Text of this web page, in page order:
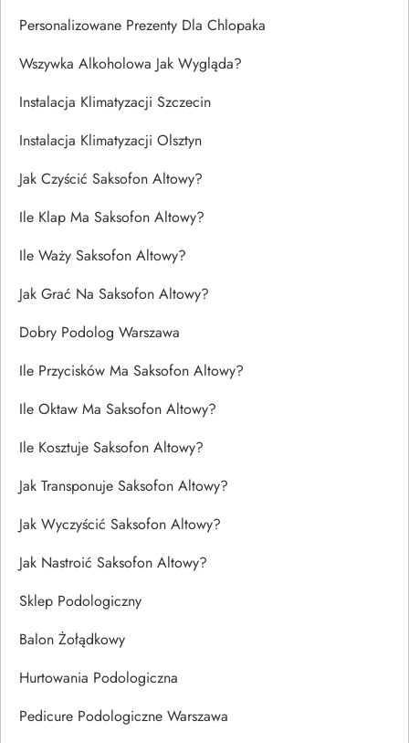
Personalizowane Prezenty Dla Chlopaka
Wszywka Alkoholowa Jak Wygląda?
Instalacja Klimatyzacji Szczecin
Instalacja Klimatyzacji Olsztyn
Jak Czyścić Saksofon Altowy?
Ile Klap Ma Saksofon Altowy?
Ile Waży Saksofon Altowy?
Jak Grać Na Saksofon Altowy?
Dobry Podolog Warszawa
Ile Przycisków Ma Saksofon Altowy?
Ile Oktaw Ma Saksofon Altowy?
Ile Kosztuje Saksofon Altowy?
Jak Transponuje Saksofon Altowy?
Jak Wyczyścić Saksofon Altowy?
Jak Nastroić Saksofon Altowy?
Sklep Podologiczny
Balon Żołądkowy
Hurtowania Podologiczna
Pedicure Podologiczne Warszawa